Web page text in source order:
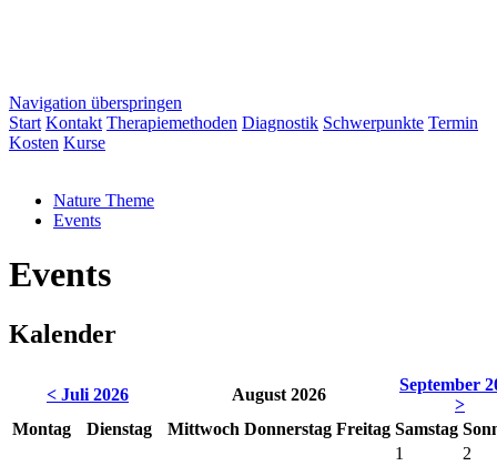
Navigation überspringen
Start Kontakt Therapiemethoden Diagnostik Schwerpunkte Termin
Kosten Kurse
Nature Theme
Events
Events
Kalender
< Juli 2026 August 2026
September
>
Montag Dienstag Mittwoch Donnerstag Freitag Samstag So
1
2